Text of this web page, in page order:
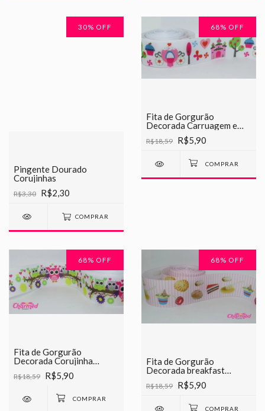
30% OFF
Pingente Dourado
Corujinhas
R$3,30 R$2,30
COMPRAR
68% OFF
Fita de Gorgurão
Decorada Carruagem e
Castelo Chinesinha 38mm
R$18,59 R$5,90
68% OFF
Fita de Gorgurão
Decorada Corujinha
Chinesinha 38mm
R$18,59 R$5,90
68% OFF
Fita de Gorgurão
Decorada breakfast
Chinesinha 38mm
R$18,59 R$5,90